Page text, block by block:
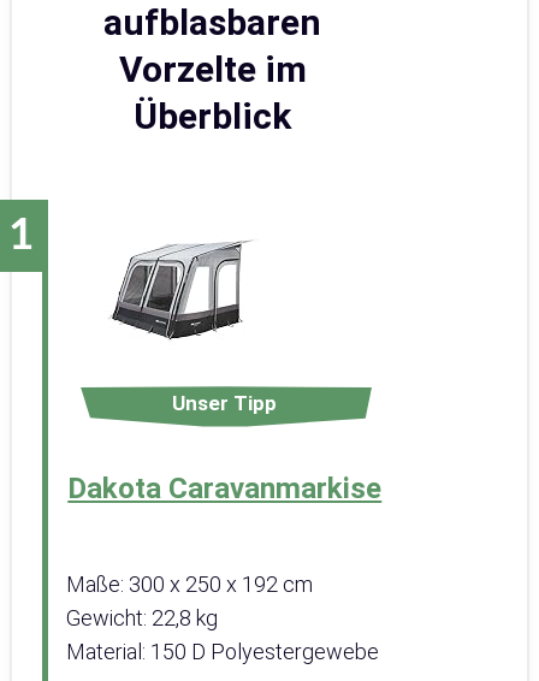
aufblasbaren
Vorzelte im
Überblick
Unser Tipp
Dakota Caravanmarkise
Maße: 300 x 250 x 192 cm
Gewicht: 22,8 kg
Material: 150 D Polyestergewebe